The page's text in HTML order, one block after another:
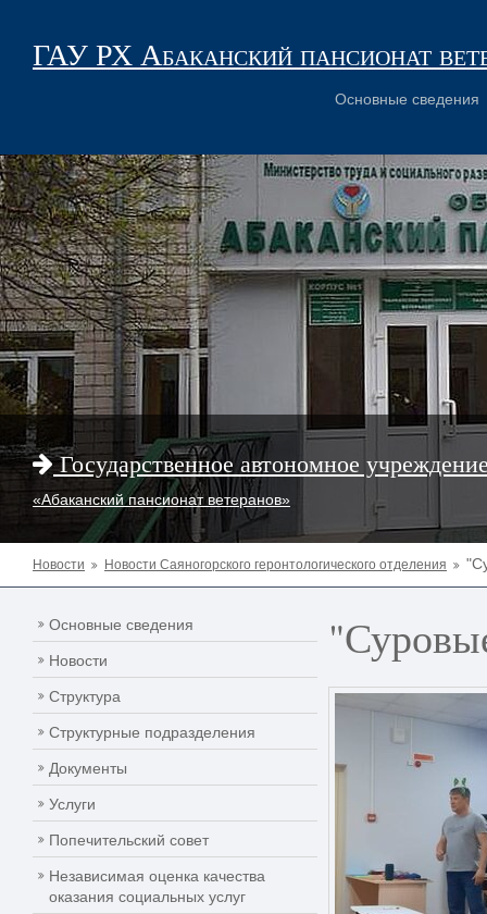
ГАУ РХ Абаканский пансионат
Основные сведения
Государственное автономное
«Абаканский пансионат ветеранов»
Новости Новости Саяногорского геронтологического отделения
Основные сведения
Новости
Структура
Структурные подразделения
Документы
Услуги
Попечительский совет
Независимая оценка качества
оказания социальных услуг